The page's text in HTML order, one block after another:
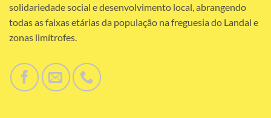
solidariedade social e desenvolvimento local, abrangendo
todas as faixas etárias da população na freguesia do Landal e
zonas limítrofes.